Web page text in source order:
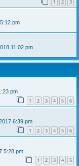
1 2 3
pm
11:02 pm
pm
1 2 3 4 5 6
6:39 pm
1 2 3 4 5 6
5:28 pm
1 2 3 4 5